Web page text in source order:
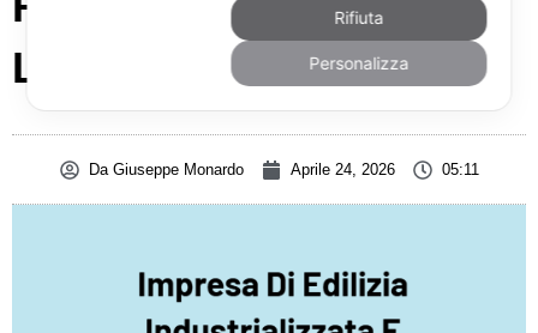
Legale
DaGiuseppe Monardo Aprile 24, 2026 05:11
Rifiuta
Personalizza